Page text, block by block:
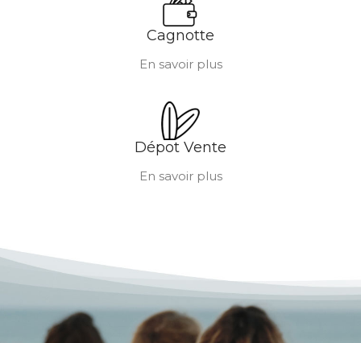
Cagnotte
En savoir plus
Dépot Vente
En savoir plus